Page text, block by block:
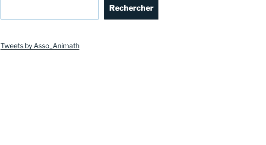
Rechercher
Tweets by Asso_Animath